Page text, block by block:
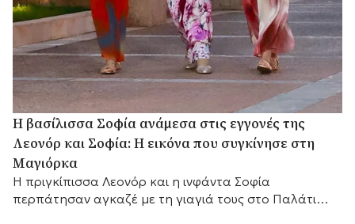
Η βασίλισσα Σοφία ανάμεσα στις εγγονές της
Λεονόρ και Σοφία: Η εικόνα που συγκίνησε στη
Μαγιόρκα
Η πριγκίπισσα Λεονόρ και η ινφάντα Σοφία
περπάτησαν αγκαζέ με τη γιαγιά τους στο Παλάτι